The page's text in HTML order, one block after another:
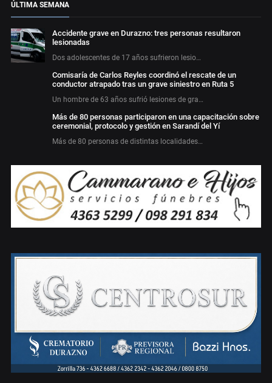
ÚLTIMA SEMANA
Accidente grave en Durazno: tres personas resultaron
lesionadas
Dos adolescentes de 17 años sufrieron lesio…
Comisaría de Carlos Reyles coordinó el rescate de un
conductor atrapado tras un grave siniestro en Ruta 5
Un hombre de 63 años sufrió lesiones de gra…
Más de 80 personas participaron en una capacitación sobre
ceremonial, protocolo y gestión en Sarandí del Yí
Más de 80 personas de distintas localidades…